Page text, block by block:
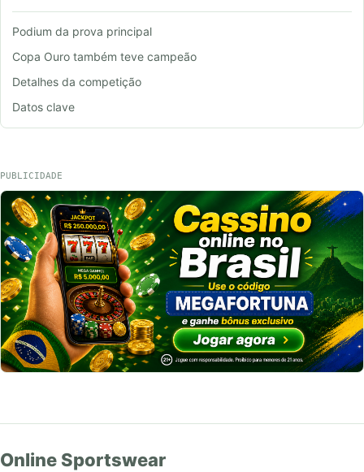
Podium da prova principal
Copa Ouro também teve campeão
Detalhes da competição
Datos clave
PUBLICIDADE
Online Sportswear